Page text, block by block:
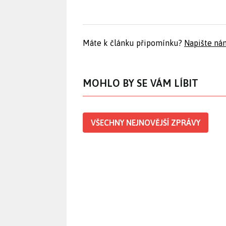
Máte k článku připomínku? Napište
MOHLO BY SE VÁM LÍBIT
VŠECHNY NEJNOVĚJŠÍ ZPRÁVY